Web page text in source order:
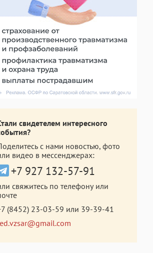
свидетелем интересного
с нами новостью, фото
видео в мессенджерах:
+7 927 132-57-91
свяжитесь по телефону или
(8452) 23-03-59 или 39-39-41